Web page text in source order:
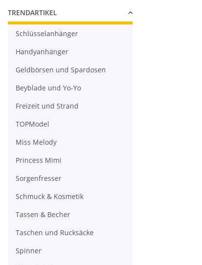
TRENDARTIKEL
Schlüsselanhänger
Handyanhänger
Geldbörsen und Spardosen
Beyblade und Yo-Yo
Freizeit und Strand
TOPModel
Miss Melody
Princess Mimi
Sorgenfresser
Schmuck & Kosmetik
Tassen & Becher
Taschen und Rucksäcke
Spinner